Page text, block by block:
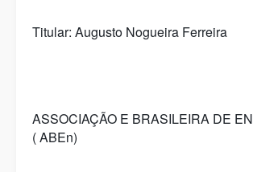
Titular: Augusto Nogueira Ferreira
ASSOCIAÇÃO E BRASILEIRA DE
( ABEn)